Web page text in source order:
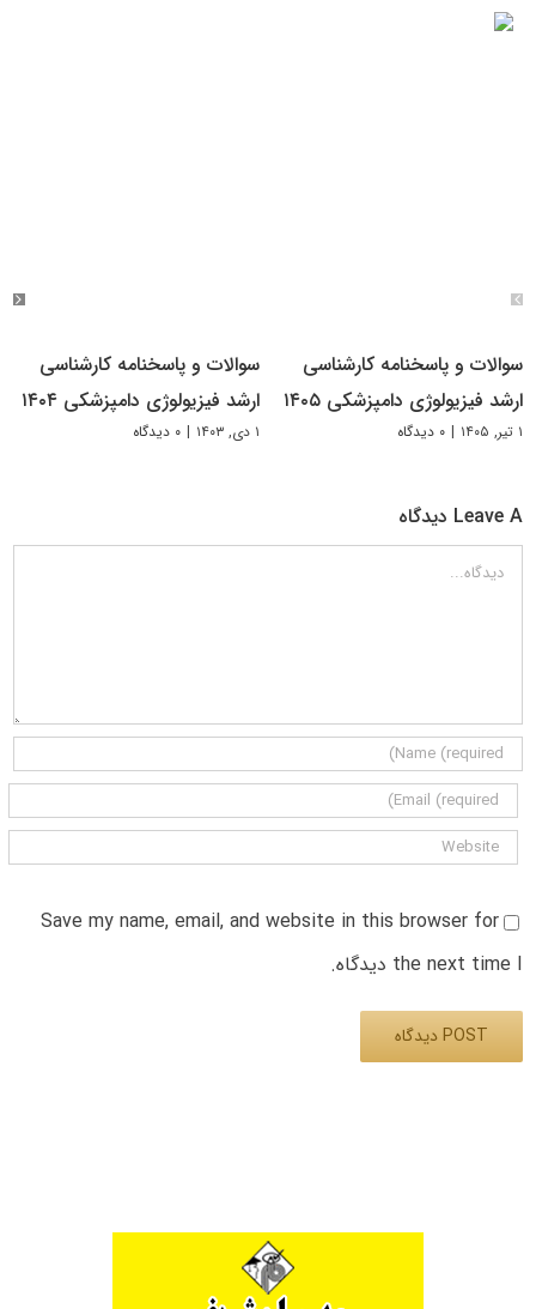
سوالات و پاسخنامه کارشناسی
ارشد فیزیولوژی دامپزشکی ۱۴۰۵
۱ تیر, ۱۴۰۵ | ۰ دیدگاه
سوالات و پاسخنامه کارشناسی
ارشد فیزیولوژی دامپزشکی ۱۴۰۴
۱ دی, ۱۴۰۳ | ۰ دیدگاه
Leave A دیدگاه
دیدگاه
Save my name, email, and website in this browser for
the next time I دیدگاه.